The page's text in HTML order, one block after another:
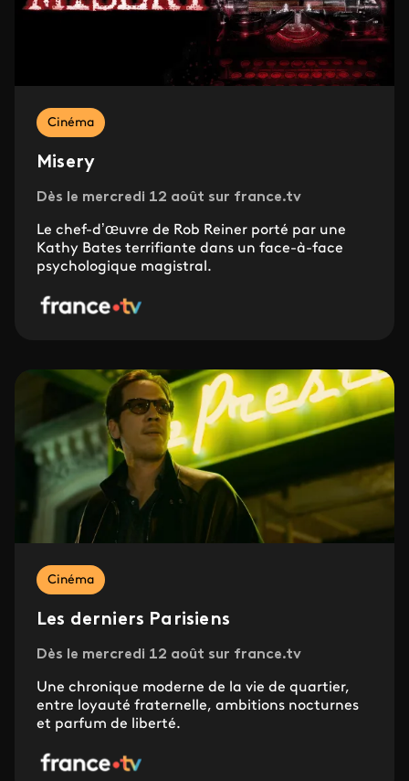
Cinéma
Misery
Dès le mercredi 12 août sur france.tv
Le chef-d’œuvre de Rob Reiner porté par une
Kathy Bates terrifiante dans un face-à-face
psychologique magistral.
Cinéma
Les derniers Parisiens
Dès le mercredi 12 août sur france.tv
Une chronique moderne de la vie de quartier,
entre loyauté fraternelle, ambitions nocturnes
et parfum de liberté.